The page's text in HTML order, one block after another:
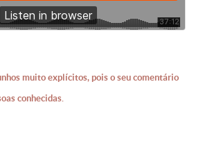
muito explícitos, pois o seu comentário
conhecidas.